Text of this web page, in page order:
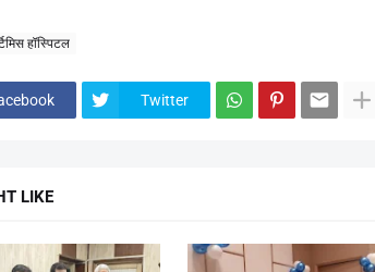
हॉस्पिटल
Twitter
LIKE